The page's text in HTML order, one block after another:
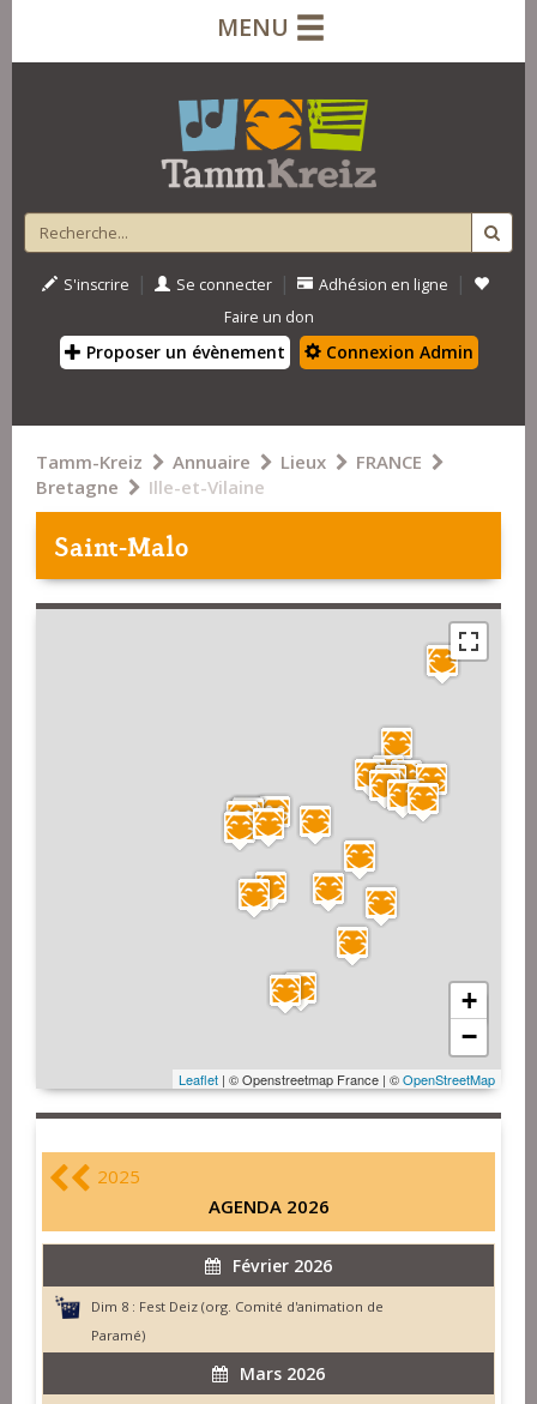
MENU
S'inscrire | Se connecter | Adhésion en ligne |
Faire un don
Proposer un évènement Connexion Admin
Tamm-Kreiz Annuaire Lieux
FRANCE
Bretagne
Ille-et-Vilaine
Saint-Malo
+
−
Leaflet | © Openstreetmap France | ©OpenStreetMap
2025
AGENDA 2026
Février 2026
Dim 8 : Fest Deiz (org. Comité d'animation de
Paramé)
Mars 2026